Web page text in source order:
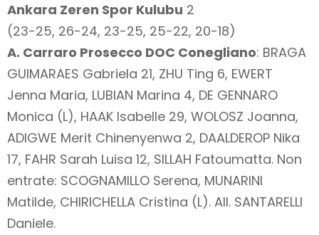
Ankara Zeren Spor Kulubu 2
(23-25, 26-24, 23-25, 25-22, 20-18)
A. Carraro Prosecco DOC Conegliano: BRAGA
GUIMARAES Gabriela 21, ZHU Ting 6, EWERT
Jenna Maria, LUBIAN Marina 4, DE GENNARO
Monica (L), HAAK Isabelle 29, WOLOSZ Joanna,
ADIGWE Merit Chinenyenwa 2, DAALDEROP Nika
17, FAHR Sarah Luisa 12, SILLAH Fatoumatta. Non
entrate: SCOGNAMILLO Serena, MUNARINI
Matilde, CHIRICHELLA Cristina (L). All. SANTARELLI
Daniele.